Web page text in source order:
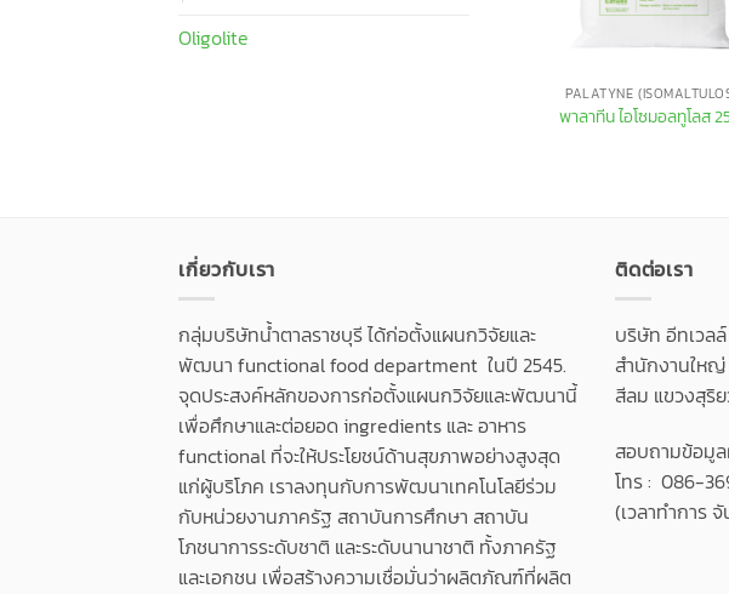
Oligolite
PALATYNE
พาลาทีน ไอโซมอลทูโลส
เกี่ยวกับเรา
กลุ่มบริษัทน้ำตาลราชบุรี ได้ก่อตั้งแผนกวิจัยและ
พัฒนา functional food department ในปี 2545.
จุดประสงค์หลักของการก่อตั้งแผนกวิจัยและพัฒนานี้
เพื่อศึกษาและต่อยอด ingredients และ อาหาร
functional ที่จะให้ประโยชน์ด้านสุขภาพอย่างสูงสุด
แก่ผู้บริโภค เราลงทุนกับการพัฒนาเทคโนโลยีร่วม
กับหน่วยงานภาครัฐ สถาบันการศึกษา สถาบัน
โภชนาการระดับชาติ และระดับนานาชาติ ทั้งภาครัฐ
และเอกชน เพื่อสร้างความเชื่อมั่นว่าผลิตภัณฑ์ที่ผลิต
ติดต่อเรา
บริษัท อีทเวล
สำนักงานใหญ่
สีลม แขวงสุริ
สอบถามข้อมู
โทร : 086-
(เวลาทำการ